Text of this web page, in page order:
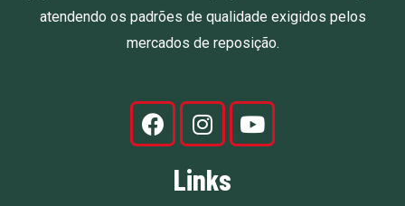
atendendo os padrões de qualidade exigidos pelos
mercados de reposição.
Links